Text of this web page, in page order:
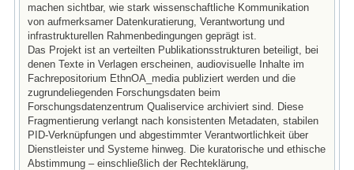
machen sichtbar, wie stark wissenschaftliche Kommunikation
von aufmerksamer Datenkuratierung, Verantwortung und
infrastrukturellen Rahmenbedingungen geprägt ist.
Das Projekt ist an verteilten Publikationsstrukturen beteiligt, bei
denen Texte in Verlagen erscheinen, audiovisuelle Inhalte im
Fachrepositorium EthnOA_media publiziert werden und die
zugrundeliegenden Forschungsdaten beim
Forschungsdatenzentrum Qualiservice archiviert sind. Diese
Fragmentierung verlangt nach konsistenten Metadaten, stabilen
PID-Verknüpfungen und abgestimmter Verantwortlichkeit über
Dienstleister und Systeme hinweg. Die kuratorische und ethische
Abstimmung – einschließlich der Rechteklärung,